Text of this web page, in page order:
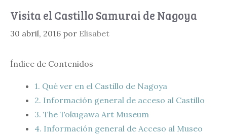
Visita el Castillo Samurai de Nagoya
30 abril, 2016 por Elisabet
Índice de Contenidos
1. Qué ver en el Castillo de Nagoya
2. Información general de acceso al Castillo
3. The Tokugawa Art Museum
4. Información general de Acceso al Museo